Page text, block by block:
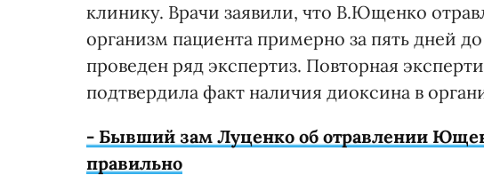
клинику. Врачи заявили, что В.Ющенко
организм пациента примерно за пять дней
проведен ряд экспертиз. Повторная
подтвердила факт наличия диоксина в
- Бывший зам Луценко об отравлении
правильно